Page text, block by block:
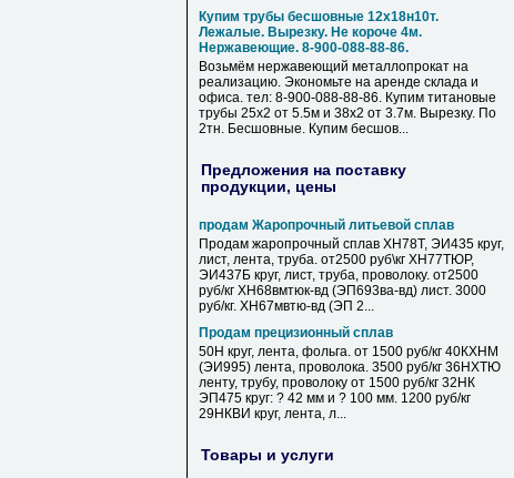
Купим трубы бесшовные 12х18н10т.
Лежалые. Вырезку. Не короче 4м.
Нержавеющие. 8-900-088-88-86.
Возьмём нержавеющий металлопрокат на
реализацию. Экономьте на аренде склада и
офиса. тел: 8-900-088-88-86. Купим титановые
трубы 25х2 от 5.5м и 38х2 от 3.7м. Вырезку. По
2тн. Бесшовные. Купим бесшов...
Предложения на поставку
продукции, цены
продам Жаропрочный литьевой сплав
Продам жаропрочный сплав ХН78Т, ЭИ435 круг,
лист, лента, труба. от2500 руб\кг ХН77ТЮР,
ЭИ437Б круг, лист, труба, проволоку. от2500
руб/кг ХН68вмтюк-вд (ЭП693ва-вд) лист. 3000
руб/кг. ХН67мвтю-вд (ЭП 2...
Продам прецизионный сплав
50Н круг, лента, фольга. от 1500 руб/кг 40КХНМ
(ЭИ995) лента, проволока. 3500 руб/кг 36НХТЮ
ленту, трубу, проволоку от 1500 руб/кг 32НК
ЭП475 круг: ? 42 мм и ? 100 мм. 1200 руб/кг
29НКВИ круг, лента, л...
Товары и услуги